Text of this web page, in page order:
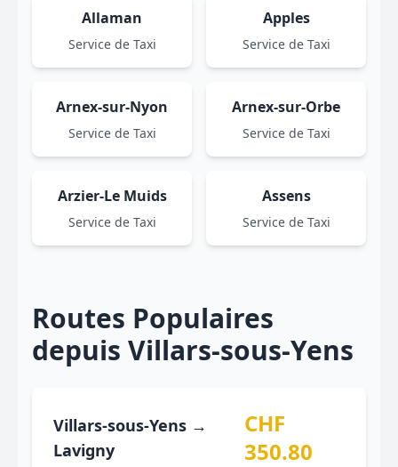
Allaman
Service de Taxi
Apples
Service de Taxi
Arnex-sur-Nyon
Service de Taxi
Arnex-sur-Orbe
Service de Taxi
Arzier-Le Muids
Service de Taxi
Assens
Service de Taxi
Routes Populaires
depuis Villars-sous-Yens
Villars-sous-Yens →
Lavigny
CHF
350.80